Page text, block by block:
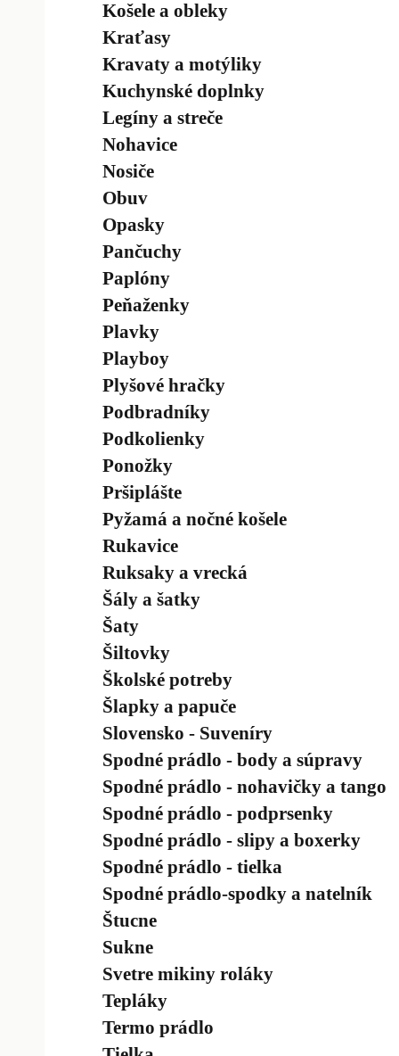
Košele a obleky
Kraťasy
Kravaty a motýliky
Kuchynské doplnky
Legíny a streče
Nohavice
Nosiče
Obuv
Opasky
Pančuchy
Paplóny
Peňaženky
Plavky
Playboy
Plyšové hračky
Podbradníky
Podkolienky
Ponožky
Pršiplášte
Pyžamá a nočné košele
Rukavice
Ruksaky a vrecká
Šály a šatky
Šaty
Šiltovky
Školské potreby
Šlapky a papuče
Slovensko - Suveníry
Spodné prádlo - body a súpravy
Spodné prádlo - nohavičky a tango
Spodné prádlo - podprsenky
Spodné prádlo - slipy a boxerky
Spodné prádlo - tielka
Spodné prádlo-spodky a natelník
Štucne
Sukne
Svetre mikiny roláky
Tepláky
Termo prádlo